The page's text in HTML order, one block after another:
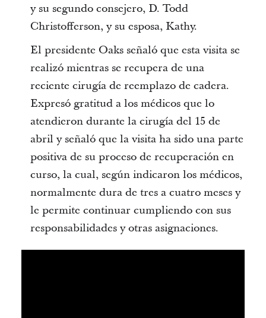
y su segundo consejero, D. Todd
Christofferson, y su esposa, Kathy.
El presidente Oaks señaló que esta visita se
realizó mientras se recupera de una
reciente cirugía de reemplazo de cadera.
Expresó gratitud a los médicos que lo
atendieron durante la cirugía del 15 de
abril y señaló que la visita ha sido una parte
positiva de su proceso de recuperación en
curso, la cual, según indicaron los médicos,
normalmente dura de tres a cuatro meses y
le permite continuar cumpliendo con sus
responsabilidades y otras asignaciones.